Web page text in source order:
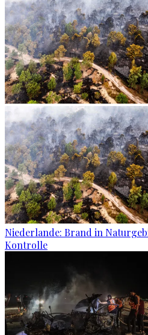
Niederlande: Brand in
Kontrolle